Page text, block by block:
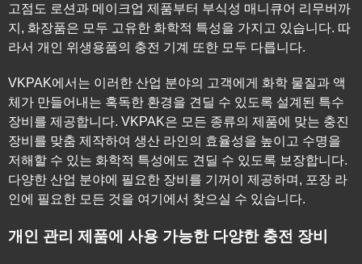
고점도 로션과 메이크업 제품부터 부식성 매니큐어 리무버까
지, 화장품은 모두 고유한 화학적 특성을 가지고 있습니다. 따
라서 개인 위생용품의 충전 기계 또한 모두 다릅니다.
VKPAK에서는 이러한 산업 분야의 고객에게 화학 물질과 액
체가 만들어내는 혹독한 환경을 견딜 수 있도록 설계된 특수
장비를 제공합니다. VKPAK은 모든 종류의 제품에 맞는 충진
장비를 맞춤 제작하여 생산 라인의 효율성을 높이고 수명을
저해할 수 있는 화학적 특성에도 견딜 수 있도록 보장합니다.
다양한 산업 분야에 필요한 장비를 기꺼이 제공하며, 포장 라
인에 필요한 모든 것을 여기에서 찾으실 수 있습니다.
개인 관리 제품에 사용 가능한 다양한 충전 장비